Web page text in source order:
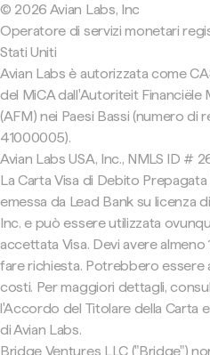
© 2026 Avian Labs, Inc
Operatore di servizi monetari
Stati Uniti
Avian Labs è autorizzata come
del MiCA dall'Autoriteit Financiële
(AFM) nei Paesi Bassi (numero di
41000005).
Avian Labs USA, Inc., NMLS ID #
La Carta Visa di Debito Prepagata
emessa da Lead Bank su licenza di
Inc. e può essere utilizzata
accettata Visa. Devi avere almeno
fare richiesta. Potrebbero essere
costi. Per maggiori dettagli,
l'Accordo del Titolare della Carta
di Avian Labs.
Bridge Ventures LLC ("Bridge")